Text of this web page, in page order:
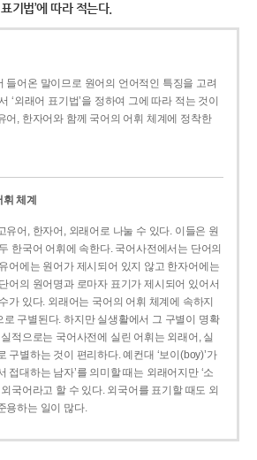
기법’에 따라 적는다.
들어온 말이므로 원어의 언어적인 특징을 고려
‘외래어 표기법’을 정하여 그에 따라 적는 것이
어, 한자어와 함께 국어의 어휘 체계에 정착한
체계
유어, 한자어, 외래어로 나눌 수 있다. 이들은 원
한국어 어휘에 속한다. 국어사전에서는 단어의
어에는 원어가 제시되어 있지 않고 한자어에는
어의 원어명과 로마자 표기가 제시되어 있어서
가 있다. 외래어는 국어의 어휘 체계에 속하지
구별된다. 하지만 실생활에서 그 구별이 명확
적으로는 국어사전에 실린 어휘는 외래어, 실
구별하는 것이 편리하다. 예컨대 ‘보이(boy)’가
접대하는 남자’를 의미할 때는 외래어지만 ‘소
국어라고 할 수 있다. 외국어를 표기할 때도 외
용하는 일이 많다.